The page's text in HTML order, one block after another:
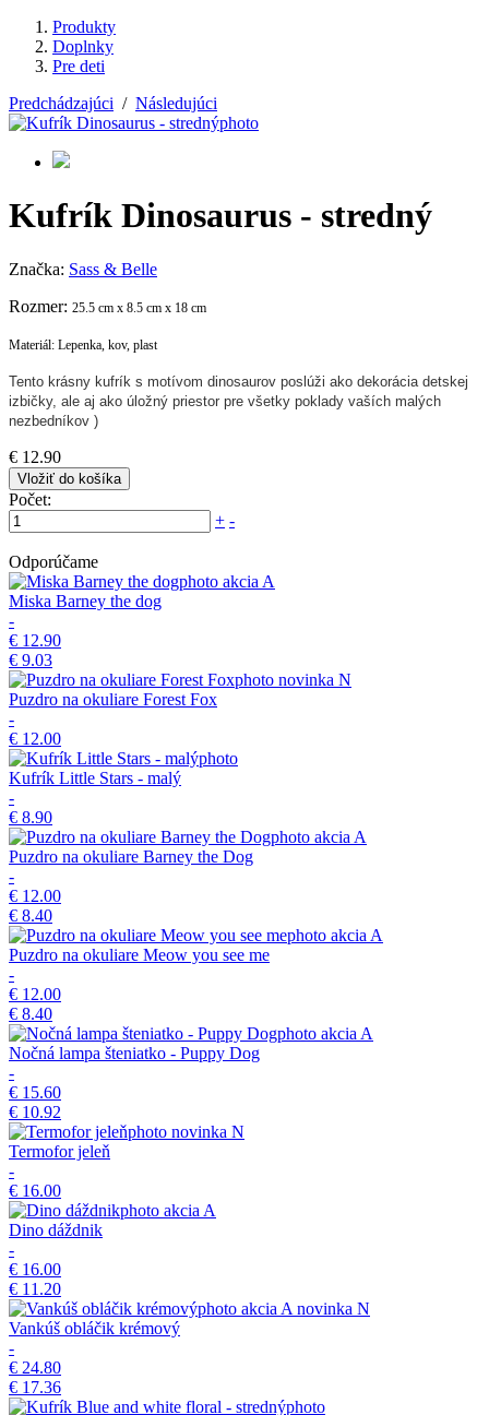
Produkty
Doplnky
Pre deti
Predchádzajúci / Následujúci
Kufrík Dinosaurus - stredný
Značka: Sass & Belle
Rozmer: 25.5 cm x 8.5 cm x 18 cm
Materiál: Lepenka, kov, plast
Tento krásny kufrík s motívom dinosaurov poslúži ako dekorácia detskej
izbičky, ale aj ako úložný priestor pre všetky poklady vaších malých
nezbedníkov )
€ 12.90
Vložiť do košíka
Počet:
+ -
Odporúčame
akcia A
Miska Barney the dog
-
€ 12.90
€ 9.03
novinka N
Puzdro na okuliare Forest Fox
-
€ 12.00
Kufrík Little Stars - malý
-
€ 8.90
akcia A
Puzdro na okuliare Barney the Dog
-
€ 12.00
€ 8.40
akcia A
Puzdro na okuliare Meow you see me
-
€ 12.00
€ 8.40
akcia A
Nočná lampa šteniatko - Puppy Dog
-
€ 15.60
€ 10.92
novinka N
Termofor jeleň
-
€ 16.00
akcia A
Dino dáždnik
-
€ 16.00
€ 11.20
akcia A novinka N
Vankúš obláčik krémový
-
€ 24.80
€ 17.36